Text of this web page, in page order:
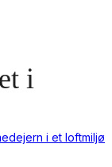
i